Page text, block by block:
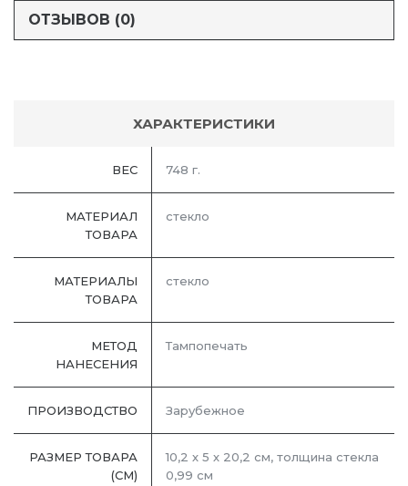
ОТЗЫВОВ (0)
ХАРАКТЕРИСТИКИ
ВЕС 748 г.
МАТЕРИАЛ
ТОВАРА
стекло
МАТЕРИАЛЫ
ТОВАРА
стекло
МЕТОД
НАНЕСЕНИЯ
Тампопечать
ПРОИЗВОДСТВО Зарубежное
РАЗМЕР ТОВАРА
(СМ)
10,2 х 5 х 20,2 см, толщина стекла
0,99 см